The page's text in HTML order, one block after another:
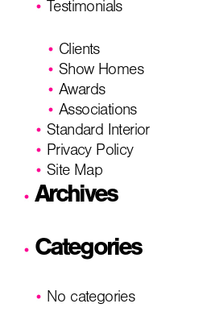
Testimonials
Clients
Show Homes
Awards
Associations
Standard Interior
Privacy Policy
Site Map
Archives
Categories
No categories